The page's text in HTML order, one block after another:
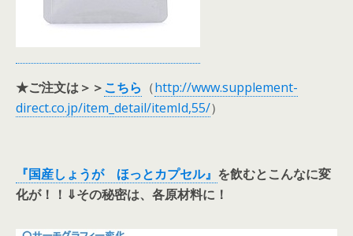
★ご注文は＞＞ こちら （http://www.supplement-
direct.co.jp/item_detail/itemId,55/）
『国産しょうが ほっとカプセル』 を飲むとこんなに変
化が！！⇓その秘密は、各原材料に！